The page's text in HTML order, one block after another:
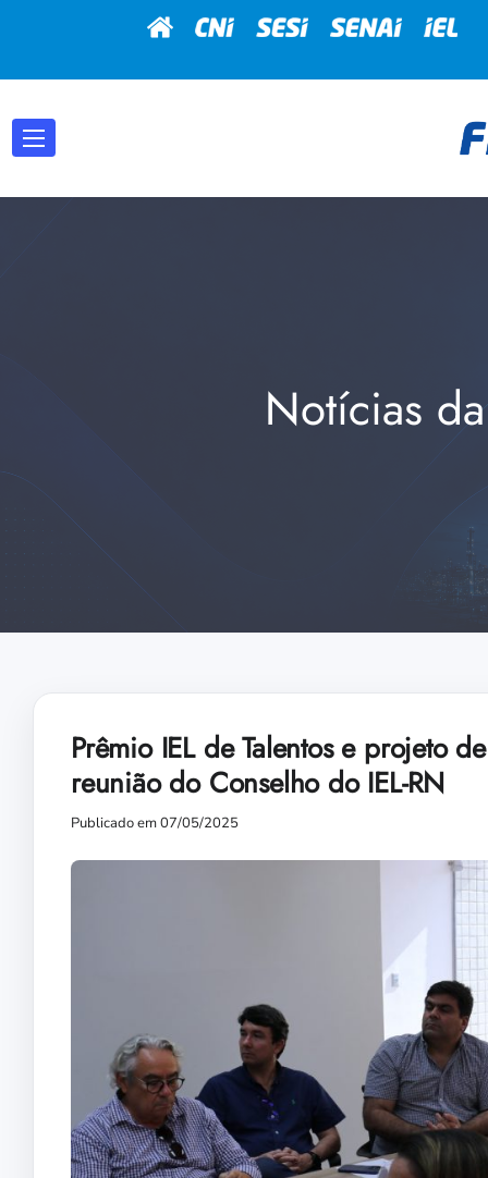
Notícias
Prêmio IEL de Talentos e projeto
reunião do Conselho do IEL-RN
Publicado em 07/05/2025